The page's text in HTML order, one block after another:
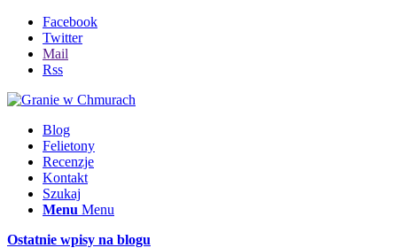
Facebook
Twitter
Mail
Rss
Blog
Felietony
Recenzje
Kontakt
Szukaj
Menu Menu
Ostatnie wpisy na blogu